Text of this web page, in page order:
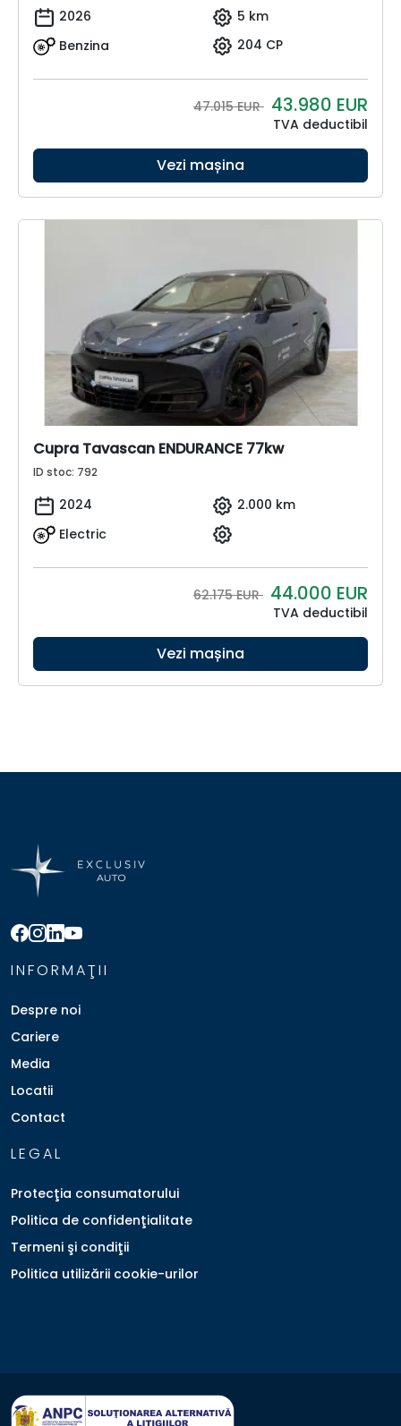
2026
5 km
Benzina
204 CP
47.015 EUR 43.980 EUR
TVA deductibil
Vezi mașina
Cupra Tavascan ENDURANCE 77kw
ID stoc: 792
2024
2.000 km
Electric
62.175 EUR 44.000 EUR
TVA deductibil
Vezi mașina
INFORMAŢII
Despre noi
Cariere
Media
Locatii
Contact
LEGAL
Protecţia consumatorului
Politica de confidenţialitate
Termeni şi condiţii
Politica utilizării cookie-urilor